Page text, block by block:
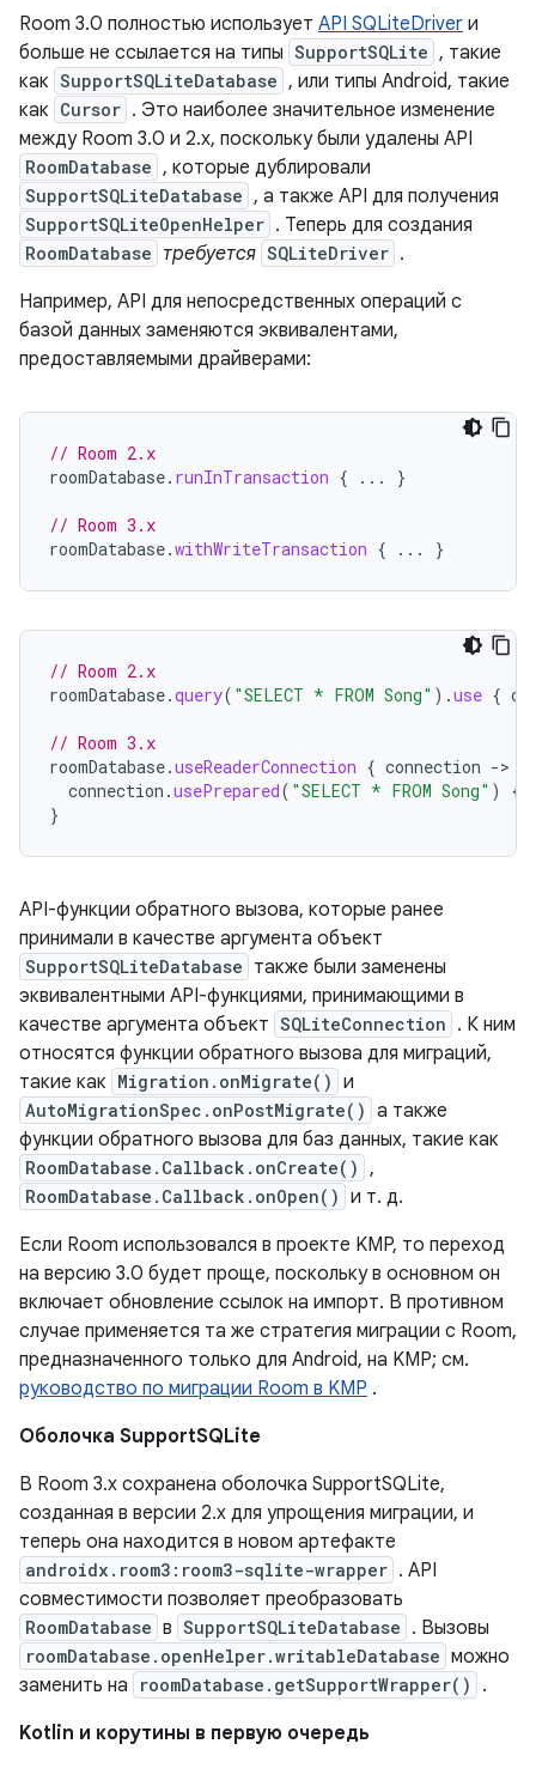
Room 3.0 полностью использует API SQLiteDriver и
больше не ссылается на типы SupportSQLite , такие
как SupportSQLiteDatabase , или типы Android, такие
как Cursor . Это наиболее значительное изменение
между Room 3.0 и 2.x, поскольку были удалены API
RoomDatabase , которые дублировали
SupportSQLiteDatabase , а также API для получения
SupportSQLiteOpenHelper . Теперь для создания
RoomDatabase требуется SQLiteDriver .
Например, API для непосредственных операций с
базой данных заменяются эквивалентами,
предоставляемыми драйверами:
// Room 2.x
roomDatabase. runInTransaction { ... }
// Room 3.x
roomDatabase.withWriteTransaction { ... }
// Room 2.x
roomDatabase.query( "SELECT * FROM Song" ).use {
// Room 3.x
roomDatabase.useReaderConnection { connection -
connection .usePrepared( "SELECT * FROM Song" ) {
}
API-функции обратного вызова, которые ранее
принимали в качестве аргумента объект
SupportSQLiteDatabase также были заменены
эквивалентными API-функциями, принимающими в
качестве аргумента объект SQLiteConnection . К ним
относятся функции обратного вызова для миграций,
такие как Migration.onMigrate() и
AutoMigrationSpec.onPostMigrate() а также
функции обратного вызова для баз данных, такие как
RoomDatabase.Callback.onCreate() ,
RoomDatabase.Callback.onOpen() и т. д.
Если Room использовался в проекте KMP, то переход
на версию 3.0 будет проще, поскольку в основном он
включает обновление ссылок на импорт. В противном
случае применяется та же стратегия миграции с Room,
предназначенного только для Android, на KMP; см.
руководство по миграции Room в KMP .
Оболочка SupportSQLite
В Room 3.x сохранена оболочка SupportSQLite,
созданная в версии 2.x для упрощения миграции, и
теперь она находится в новом артефакте
androidx.room3:room3-sqlite-wrapper . API
совместимости позволяет преобразовать
RoomDatabase в SupportSQLiteDatabase . Вызовы
roomDatabase.openHelper.writableDatabase можно
заменить на
roomDatabase.getSupportWrapper()
.
Kotlin и корутины в первую очередь